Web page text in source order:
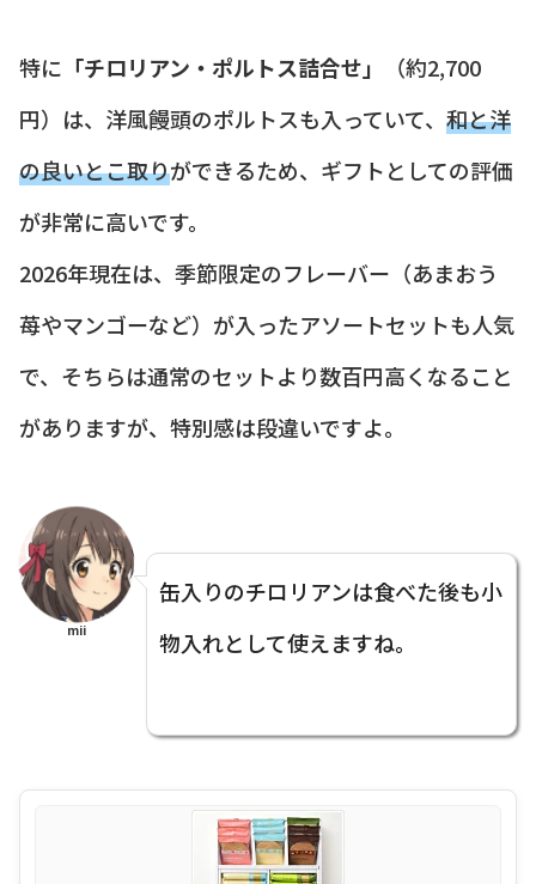
特に 「チロリアン・ポルトス詰合せ」
（約2,700
円）は、洋風饅頭のポルトスも入っていて、 和と洋
の良いとこ取りができるため、ギフトとしての評価
が非常に高いです。
2026年現在は、季節限定のフレーバー（あまおう
苺やマンゴーなど）が入ったアソートセットも人気
で、そちらは通常のセットより数百円高くなること
がありますが、特別感は段違いですよ。
mii
缶入りのチロリアンは食べた後も小
物入れとして使えますね。